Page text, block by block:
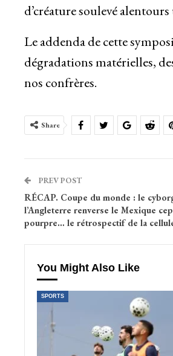
d’créature soulevé
Le addenda de cette
dégradations matérielles,
nos confrères.
Share
PREV POST
RÉCAP. Coupe du monde : le
l’Angleterre renverse le Mexique
pourpre… le rétrospectif de la
You Might Also Like
SPORTS